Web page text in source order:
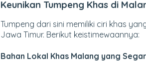
Keunikan Tumpeng Khas di
Tumpeng dari sini memiliki ciri khas
Jawa Timur. Berikut keistimewaannya:
Bahan Lokal Khas Malang yang Segar